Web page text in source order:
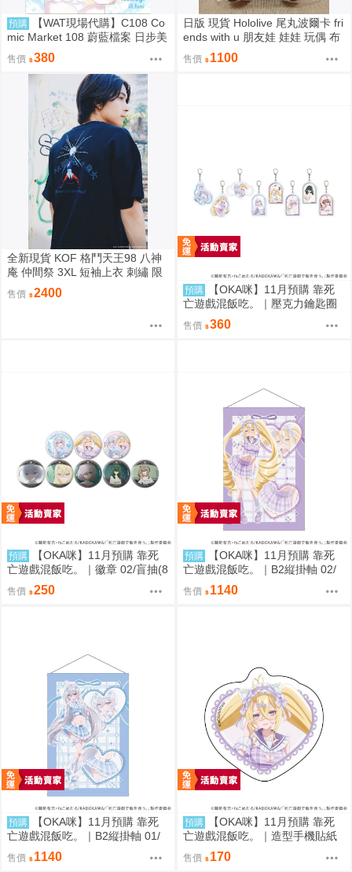
預購
【WAT現場代購】C108 Co
mic Market 108 蔚藍檔案 日步美
ペロロ様が東大数学2026を解説
する本
售價 380
日版 現貨 Hololive 尾丸波爾卡 fri
ends with u 朋友娃 娃娃 玩偶 布
偶 座長 尾丸ポルカ
售價 1100
全新現貨 KOF 格鬥天王98 八神
庵 仲間祭 3XL 短袖上衣 刺繡 限
定聯名
售價 2400 預購
【OKA咪】11月預購 靠死
亡遊戲混飯吃。｜壓克力鑰匙圈
02/盲抽(8種)(官方&新繪插畫) 隨
機一款
售價 360
預購
【OKA咪】11月預購 靠死
亡遊戲混飯吃。｜徽章 02/盲抽(8
種)(官方&新繪插畫) 隨機一款
售價 250
預購
【OKA咪】11月預購 靠死
亡遊戲混飯吃。｜B2縦掛軸 02/
(新繪插畫) (御城)
售價 1140
預購
【OKA咪】11月預購 靠死
亡遊戲混飯吃。｜B2縦掛軸 01/
(新繪插畫) (幽鬼)
售價 1140
預購
【OKA咪】11月預購 靠死
亡遊戲混飯吃。｜造型手機貼紙
02/ (新繪插畫) (御城)
售價 170